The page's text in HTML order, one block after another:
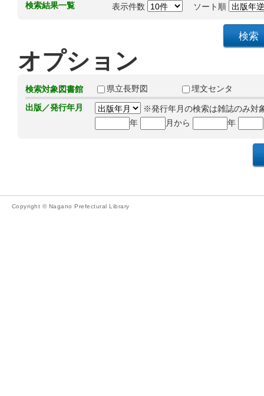
検索結果一覧 表示件数 ソート順
オプション
検索対象図書館 県立長野図
埋文センタ
出版／発行年月
※発行年月の検索は雑誌のみ対
年
月から 年
Copyright © Nagano Prefectural Library